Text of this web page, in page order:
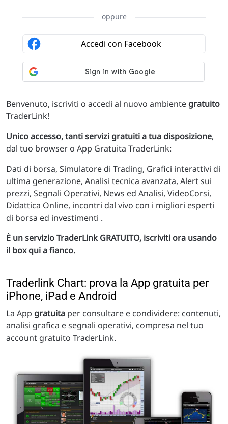
Benvenuto, iscriviti o accedi al nuovo ambiente gratuito
TraderLink!
Unico accesso, tanti servizi gratuiti a tua disposizione,
dal tuo browser o App Gratuita TraderLink:
Dati di borsa, Simulatore di Trading, Grafici interattivi di
ultima generazione, Analisi tecnica avanzata, Alert sui
prezzi, Segnali Operativi, News ed Analisi, VideoCorsi,
Didattica Online, incontri dal vivo con i migliori esperti
di borsa ed investimenti .
È un servizio TraderLink GRATUITO, iscriviti ora usando
il box qui a fianco.
Traderlink Chart: prova la App gratuita per
iPhone, iPad e Android
La App gratuita per consultare e condividere: contenuti,
analisi grafica e segnali operativi, compresa nel tuo
account gratuito TraderLink.